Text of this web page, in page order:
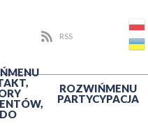
RSS
MENU
ROZWIŃMENU
PARTYCYPACJA